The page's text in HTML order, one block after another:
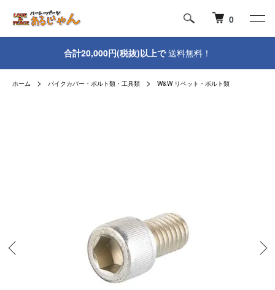
0
合計20,000円(税抜)以上で送料無料！
ホーム バイクカバー・ボルト類・工具類 W&W リベット・ボルト類